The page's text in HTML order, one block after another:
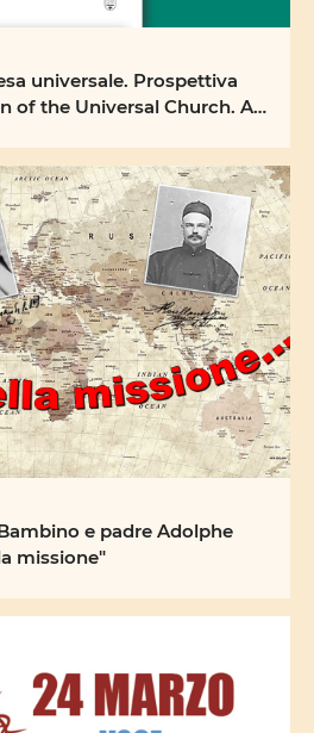
universale. Prospettiva
of the Universal Church. An
e padre Adolphe
missione"